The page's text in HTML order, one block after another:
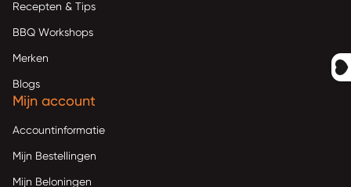
Recepten & Tips
BBQ Workshops
Merken
Blogs
Mijn account
Accountinformatie
Mijn Bestellingen
Mijn Beloningen